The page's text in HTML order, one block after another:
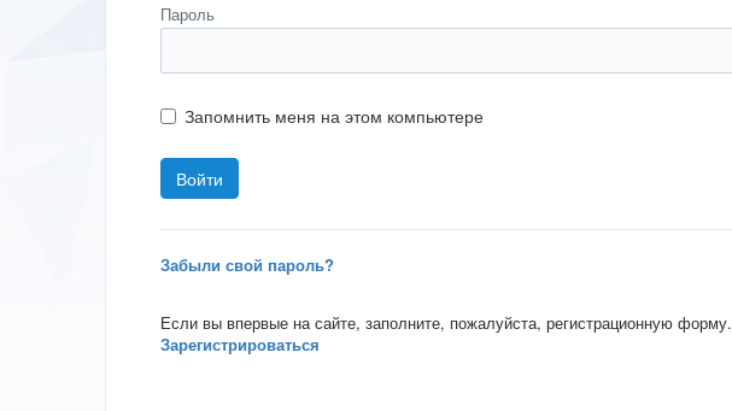
Пароль
Запомнить меня на этом компьютере
Забыли свой пароль?
Если вы впервые на сайте, заполните, пожалуйста, регистрационную форму.
Зарегистрироваться